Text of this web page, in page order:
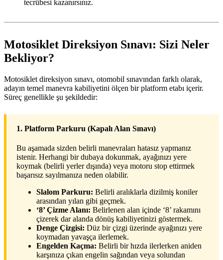
tecrübesi kazanırsınız.
Motosiklet Direksiyon Sınavı: Sizi Neler
Bekliyor?
Motosiklet direksiyon sınavı, otomobil sınavından farklı olarak,
adayın temel manevra kabiliyetini ölçen bir platform etabı içerir.
Süreç genellikle şu şekildedir:
1. Platform Parkuru (Kapalı Alan Sınavı)
Bu aşamada sizden belirli manevraları hatasız yapmanız
istenir. Herhangi bir dubaya dokunmak, ayağınızı yere
koymak (belirli yerler dışında) veya motoru stop ettirmek
başarısız sayılmanıza neden olabilir.
Slalom Parkuru: Belirli aralıklarla dizilmiş koniler
arasından yılan gibi geçmek.
‘8’ Çizme Alanı: Belirlenen alan içinde ‘8’ rakamını
çizerek dar alanda dönüş kabiliyetinizi göstermek.
Denge Çizgisi: Düz bir çizgi üzerinde ayağınızı yere
koymadan yavaşça ilerlemek.
Engelden Kaçma: Belirli bir hızda ilerlerken aniden
karşınıza çıkan engelin sağından veya solundan